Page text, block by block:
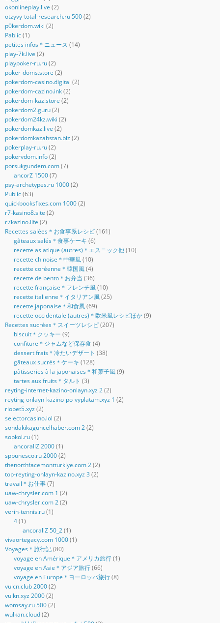
okonlineplay.live (2)
otzyvy-total-research.ru 500(2)
p0kerdom.wiki (2)
Pablic(1)
petites infos＊ニュース (14)
play-7k.live (2)
playpoker-ru.ru(2)
poker-doms.store (2)
pokerdom-casino.digital (2)
pokerdom-cazino.ink(2)
pokerdom-kaz.store (2)
pokerdom2.guru(2)
pokerdom24kz.wiki (2)
pokerdomkaz.live (2)
pokerdomkazahstan.biz (2)
pokerplay-ru.ru(2)
pokervdom.info(2)
porsukgundem.com(7)
ancorZ 1500(7)
psy-archetypes.ru 1000(2)
Public(63)
quickbooksfixes.com 1000(2)
r7-kasino8.site (2)
r7kazino.life (2)
Recettes salées＊お食事系レシピ(161)
gâteaux salés＊食事ケーキ (6)
recette asiatique (autres)＊エスニック他(10)
recette chinoise＊中華風(10)
recette coréenne＊韓国風(4)
recette de bento＊お弁当 (36)
recette française＊フレンチ風(10)
recette italienne＊イタリアン風(25)
recette japonaise＊和食風(69)
recette occidentale (autres)＊欧米風レシピほか(9)
Recettes sucrées＊スイーツレシピ(207)
biscuit＊クッキー (9)
confiture＊ジャムなど保存食(4)
dessert frais＊冷たいデザート (38)
gâteaux sucrés＊ケーキ (128)
pâtisseries à la japonaises＊和菓子風(9)
tartes aux fruits＊タルト (3)
reyting-internet-kazino-onlayn.xyz 2(2)
reyting-onlayn-kazino-po-vyplatam.xyz 1 (2)
riobet5.xyz (2)
selectorcasino.lol (2)
sondakikaguncelhaber.com 2(2)
sopkol.ru(1)
ancorallZ 2000(1)
spbunesco.ru 2000(2)
thenorthfacemontturkiye.com 2(2)
top-reyting-onlayn-kazino.xyz 3 (2)
travail＊お仕事(7)
uaw-chrysler.com 1 (2)
uaw-chrysler.com 2(2)
verin-tennis.ru(1)
4(1)
ancorallZ 50_2(1)
vivaortegacy.com 1000(1)
Voyages＊旅行記(80)
voyage en Amérique＊アメリカ旅行(1)
voyage en Asie＊アジア旅行(66)
voyage en Europe＊ヨーロッパ旅行(8)
vulcn.club 2000(2)
vulkn.xyz 2000(2)
womsay.ru 500(2)
wulkan.cloud(2)